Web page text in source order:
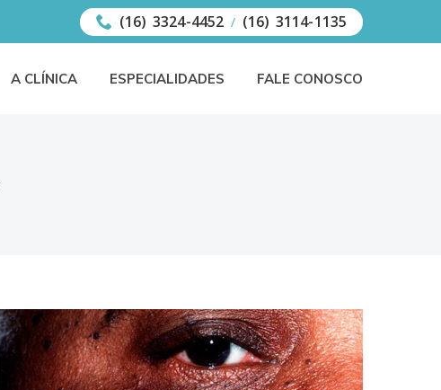
(16) 3324-4452 / (16) 3114-1135
A CLÍNICA ESPECIALIDADES FALE CONOSCO